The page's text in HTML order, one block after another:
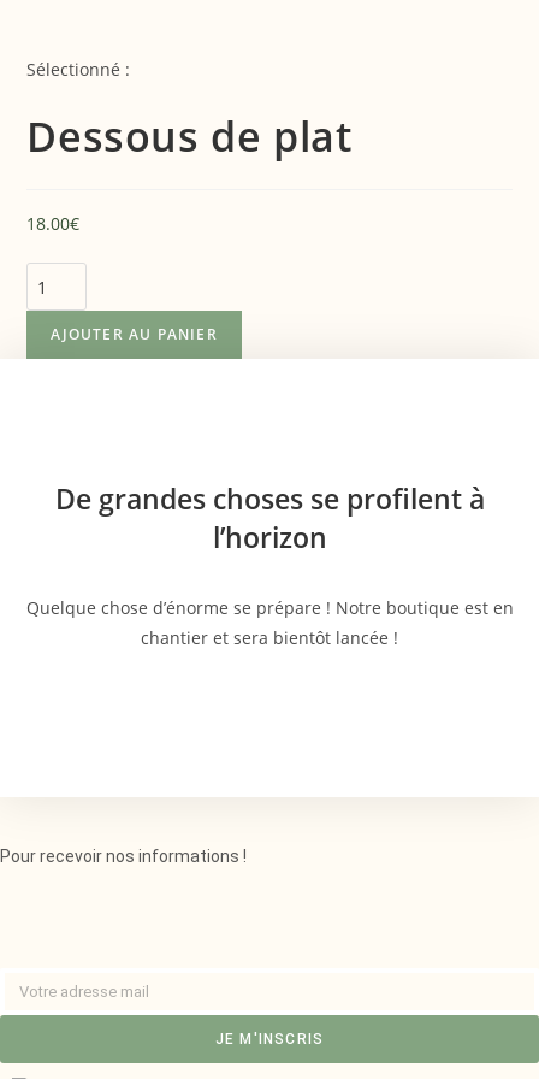
Sélectionné :
Dessous de plat
18.00€
AJOUTER AU PANIER
De grandes choses se profilent à
l’horizon
Quelque chose d’énorme se prépare ! Notre boutique est en
chantier et sera bientôt lancée !
Pour recevoir nos informations !
JE M'INSCRIS